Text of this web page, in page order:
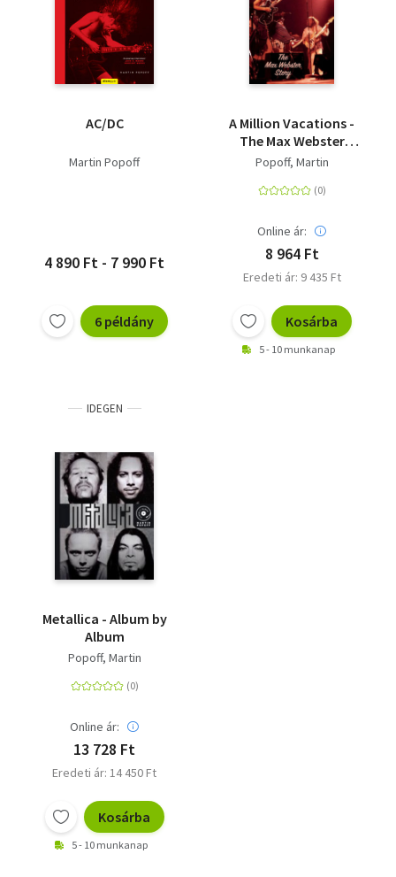
AC/DC
Martin Popoff
4 890 Ft - 7 990 Ft
6 példány
A Million Vacations -
The Max Webster
Story
Popoff, Martin
Online ár:
8 964 Ft
Eredeti ár: 9 435 Ft
Kosárba
5 - 10 munkanap
IDEGEN
Metallica - Album by
Album
Popoff, Martin
Online ár:
13 728 Ft
Eredeti ár: 14 450 Ft
Kosárba
5 - 10 munkanap